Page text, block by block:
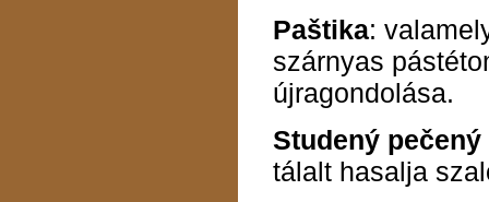
Paštika:
szárnyas
újragondolása.
Studený pečený
tálalt hasalja